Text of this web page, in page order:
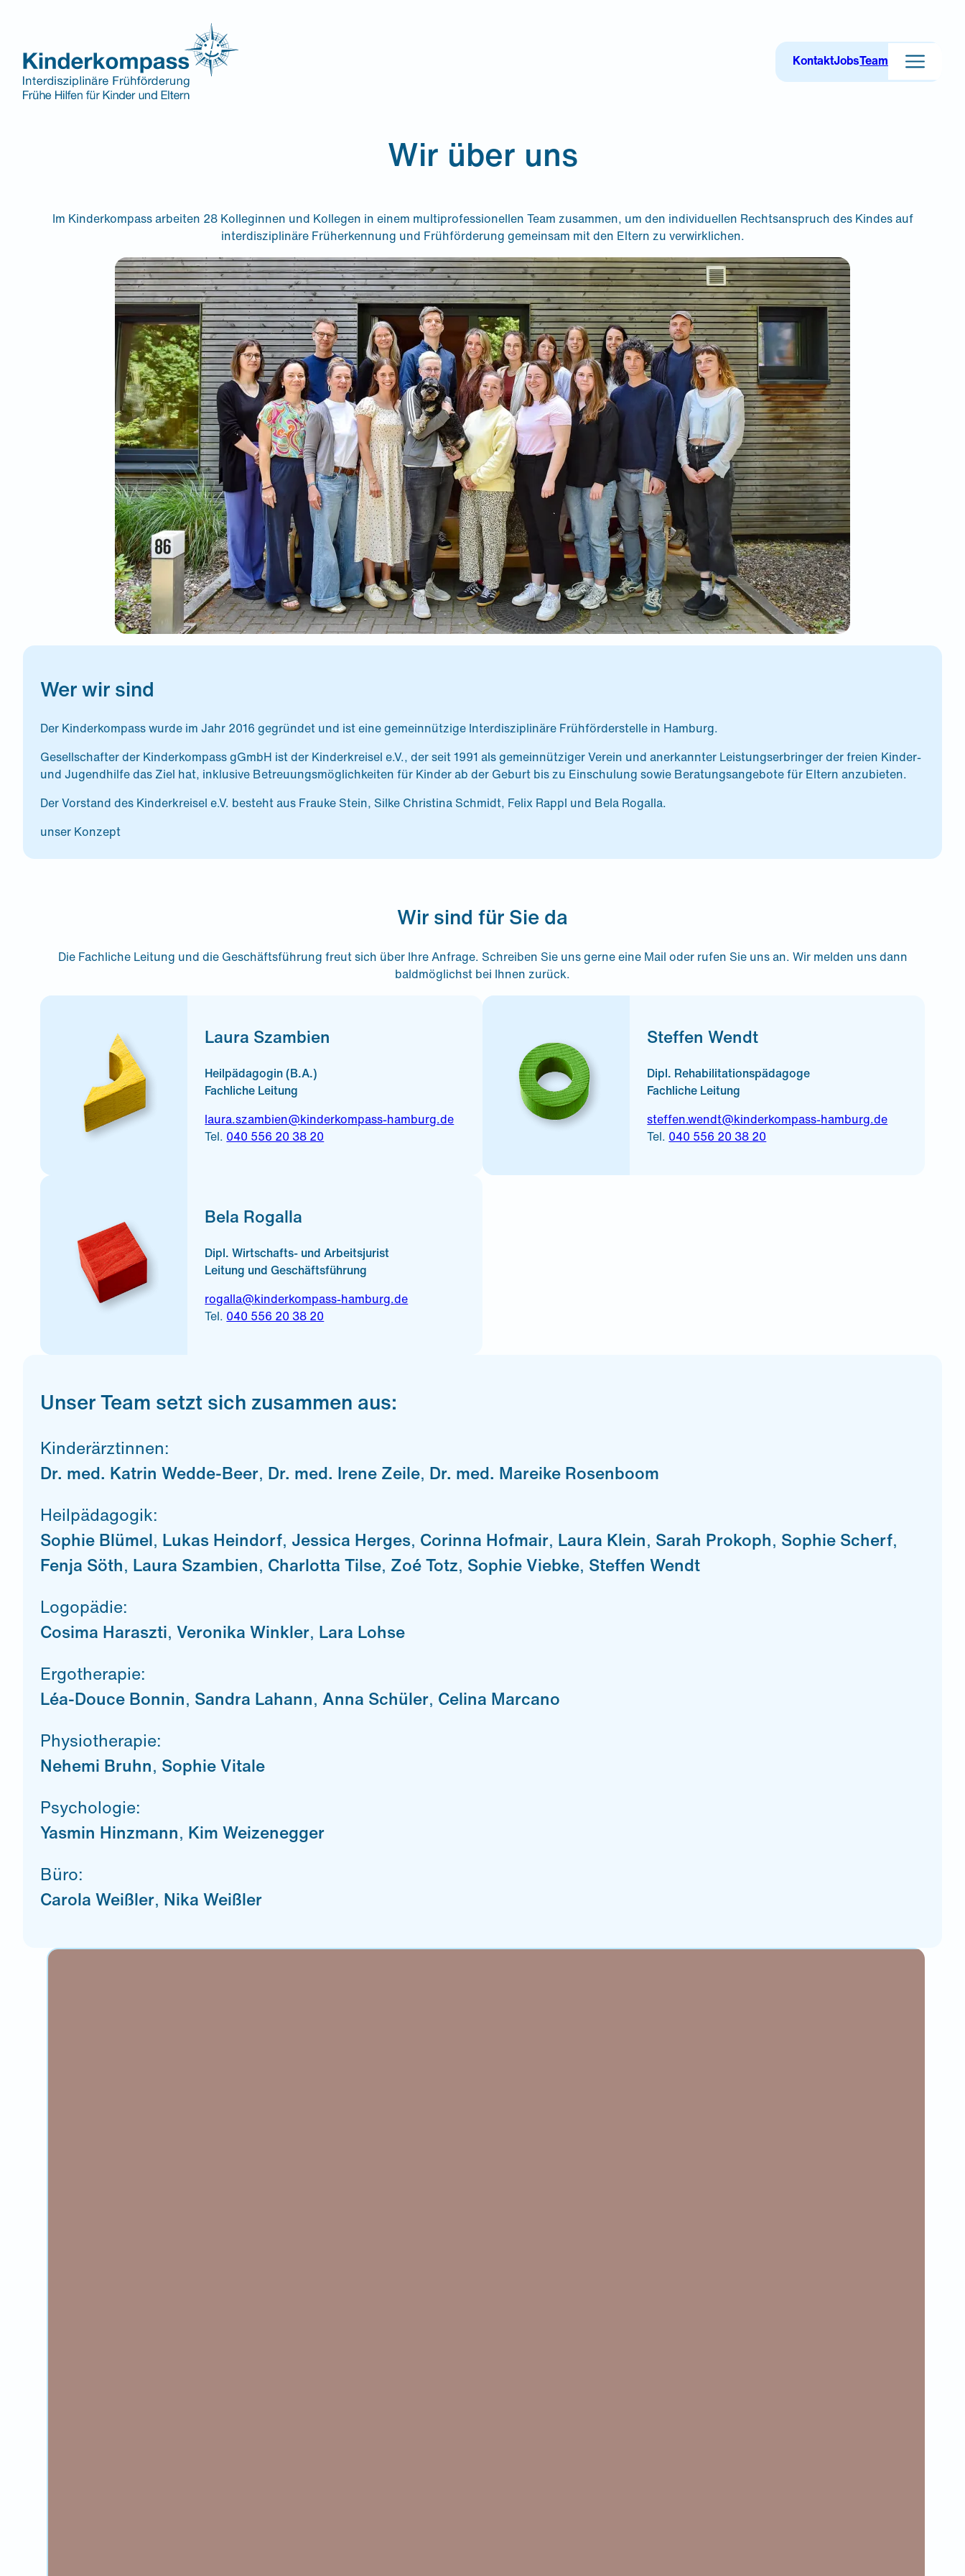
KontaktJobsTeam
Kinderkompass-Team: wir über uns
Wir über uns
Im Kinderkompass arbeiten 28 Kolleginnen und Kollegen in einem multiprofessionellen Team zusammen, um den individuellen Rechtsanspruch des Kindes auf
interdisziplinäre Früherkennung und Frühförderung gemeinsam mit den Eltern zu verwirklichen.
Wer wir sind
Der Kinderkompass wurde im Jahr 2016 gegründet und ist eine gemeinnützige Interdisziplinäre Frühförderstelle in Hamburg.
Gesellschafter der Kinderkompass gGmbH ist der Kinderkreisel e.V., der seit 1991 als gemeinnütziger Verein und anerkannter Leistungserbringer der freien Kinder-
und Jugendhilfe das Ziel hat, inklusive Betreuungsmöglichkeiten für Kinder ab der Geburt bis zu Einschulung sowie Beratungsangebote für Eltern anzubieten.
Der Vorstand des Kinderkreisel e.V. besteht aus Frauke Stein, Silke Christina Schmidt, Felix Rappl und Bela Rogalla.
unser Konzept
Wir sind für Sie da
Die Fachliche Leitung und die Geschäftsführung freut sich über Ihre Anfrage. Schreiben Sie uns gerne eine Mail oder rufen Sie uns an. Wir melden uns dann
baldmöglichst bei Ihnen zurück.
Laura Szambien
Heilpädagogin (B.A.)
Fachliche Leitung
laura.szambien@kinderkompass-hamburg.de
Tel. 040 556 20 38 20
Steffen Wendt
Dipl. Rehabilitationspädagoge
Fachliche Leitung
steffen.wendt@kinderkompass-hamburg.de
Tel. 040 556 20 38 20
Bela Rogalla
Dipl. Wirtschafts- und Arbeitsjurist
Leitung und Geschäftsführung
rogalla@kinderkompass-hamburg.de
Tel. 040 556 20 38 20
Unser Team setzt sich zusammen aus:
Kinderärztinnen:
Dr. med. Katrin Wedde-Beer, Dr. med. Irene Zeile, Dr. med. Mareike Rosenboom
Heilpädagogik:
Sophie Blümel, Lukas Heindorf, Jessica Herges, Corinna Hofmair, Laura Klein, Sarah Prokoph, Sophie Scherf,
Fenja Söth, Laura Szambien, Charlotta Tilse, Zoé Totz, Sophie Viebke, Steffen Wendt
Logopädie:
Cosima Haraszti, Veronika Winkler, Lara Lohse
Ergotherapie:
Léa-Douce Bonnin, Sandra Lahann, Anna Schüler, Celina Marcano
Physiotherapie:
Nehemi Bruhn, Sophie Vitale
Psychologie:
Yasmin Hinzmann, Kim Weizenegger
Büro:
Carola Weißler, Nika Weißler